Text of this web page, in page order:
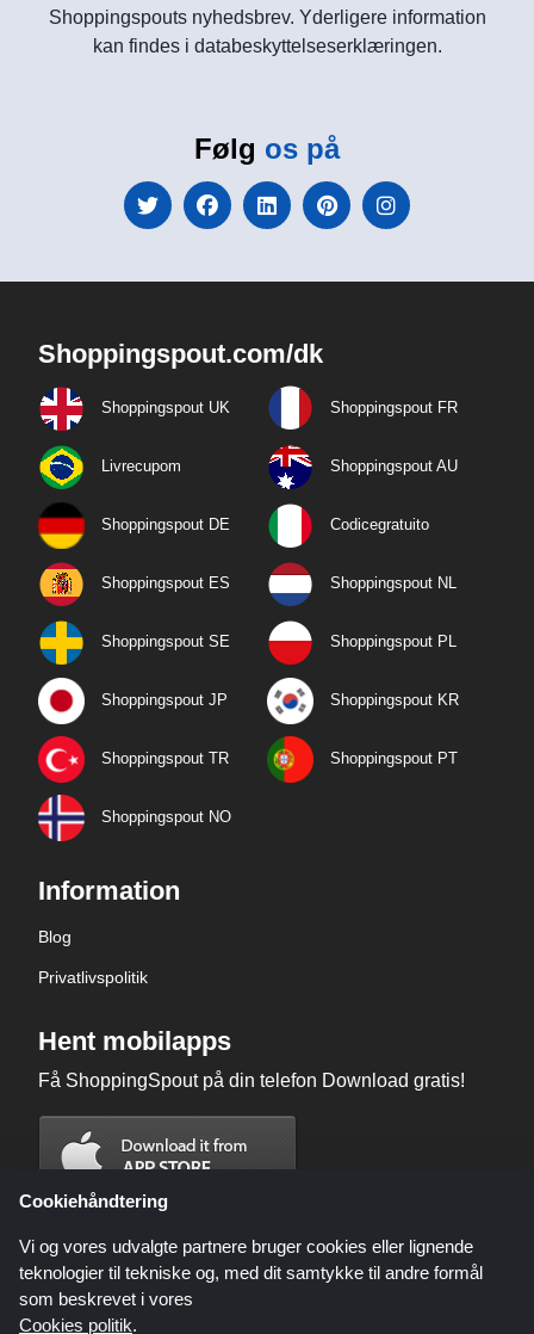
Shoppingspouts nyhedsbrev. Yderligere information
kan findes i databeskyttelseserklæringen.
Følg os på
Shoppingspout.com/dk
Shoppingspout UK Shoppingspout FR
Livrecupom Shoppingspout AU
Shoppingspout DE Codicegratuito
Shoppingspout ES Shoppingspout NL
Shoppingspout SE Shoppingspout PL
Shoppingspout JP Shoppingspout KR
Shoppingspout TR Shoppingspout PT
Shoppingspout NO
Information
Blog
Privatlivspolitik
Hent mobilapps
Få ShoppingSpout på din telefon Download gratis!
Cookiehåndtering
Vi og vores udvalgte partnere bruger cookies eller lignende
teknologier til tekniske og, med dit samtykke til andre formål
som beskrevet i vores
Cookies politik.